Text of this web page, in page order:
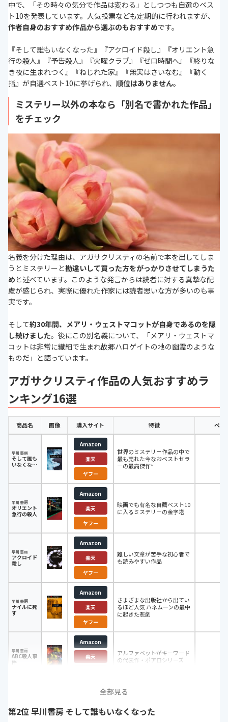
中で、「その時々の気分で作品は変わる」としつつも自選のベス
ト10を発表しています。人気投票なども定期的に行われますが、
作者自身のおすすめ作品から選ぶのもおすすめです。
『そして誰もいなくなった』『アクロイド殺し』『オリエント急
行の殺人』『予告殺人』『火曜クラブ』『ゼロ時間へ』『終りな
き夜に生まれつく』『ねじれた家』『無実はさいなむ』『動く
指』が自選ベスト10に挙げられ、 順位はありません。
ミステリー以外の本なら「別名で書かれた作品」
をチェック
名義を分けた理由は、アガサクリスティの名前で本を出してしま
うとミステリーと勘違いして買った方をがっかりさせてしまうた
めと述べています。このような発言からは読者に対する真摯な配
慮が感じられ、実際に優れた作家には読者思いな方が多いのも事
実です。
そして約30年間、メアリ・ウェストマコットが自身であるのを隠
し続けました。後にこの別名義について、「メアリ・ウェストマ
コットは非常に繊細で生まれ故郷ハロゲイトの地の幽霊のような
ものだ」と語っています。
アガサクリスティ作品の人気おすすめラ
ンキング16選
商品名 画像 購入サイト 特徴 ペー
早川書房
そして誰も
いなくなっ
Amazon
楽天
ヤフー
世界のミステリー作品の中で
最も売れた今なおベストセラ
ーの最高傑作*
早川書房
オリエント
急行の殺人
Amazon
楽天
ヤフー
映画でも有名な自薦ベスト10
に入るミステリーの金字塔
早川書房
アクロイド
殺し
Amazon
楽天
ヤフー
難しい文章が苦手な初心者で
も読みやすい作品
早川書房
ナイルに死
す
Amazon
楽天
ヤフー
さまざまな出版社から出てい
るほど人気 ハネムーンの最中
に起きた悲劇
早川書房
ABC殺人事
件
Amazon
楽天
アルファベットがキーワード
の代表作・ポアロシリーズ
全部見る
第2位 早川書房 そして誰もいなくなった